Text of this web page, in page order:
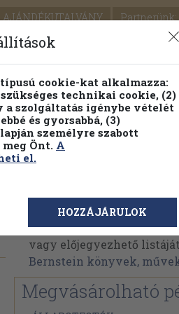
AJÁNDÉKUTALVÁNY Partnerünk:
SEGÍTSÉG
FENNTARTHATÓ
Témaköri fa
Leonard Bernstein
Leonard Bernstein
vagy előjegyezhető
Bernstein könyvek,
Megvásárolható
cookie-kat alkalmazza:
technikai cookie, (2)
szolgáltatás igénybe vételét
és gyorsabbá, (3)
személyre szabott
Önt. A
el.
HOZZÁJÁRULOK